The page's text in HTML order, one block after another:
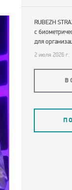
RUBEZH
с
для
2 июля 2026 г.